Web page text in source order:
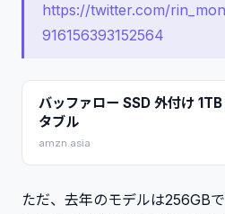
https://twitter.com/
916156393152564
バッファロー SSD 外付け
タブル
amzn.asia
ただ、去年のモデルは256GB